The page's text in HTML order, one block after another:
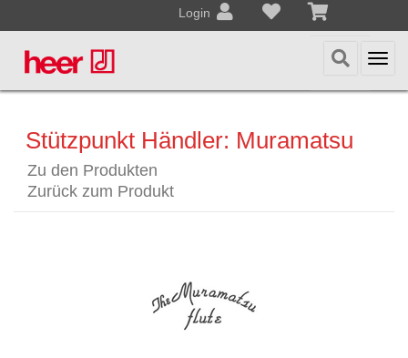
Login
Stützpunkt Händler: Muramatsu
Zu den Produkten
Zurück zum Produkt